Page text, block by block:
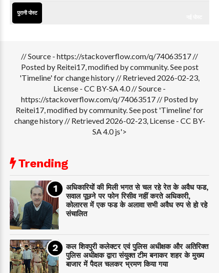
पुरानी पोस्ट
// Source - https://stackoverflow.com/q/74063517 //
Posted by Reitei17, modified by community. See post
'Timeline' for change history // Retrieved 2026-02-23,
License - CC BY-SA 4.0// Source -
https://stackoverflow.com/q/74063517 // Posted by
Reitei17, modified by community. See post 'Timeline' for
change history // Retrieved 2026-02-23, License - CC BY-
SA 4.0 js'>
Trending
अधिकारियों की मिली भगत से चल रहे रेत के अवैध फड,
सवाल पूछने पर फोन रिसीव नहीं करते अधिकारी,
कोलारस में एक फड के अलावा सभी अवैध रुप से हो रहे
संचालित
कल शिवपुरी कलेक्टर एवं पुलिस अधीक्षक और अतिरिक्त
पुलिस अधीक्षक द्वारा संयुक्त टीम बनाकर शहर के मुख्य
बाजार में पैदल चलकर भ्रमण किया गया